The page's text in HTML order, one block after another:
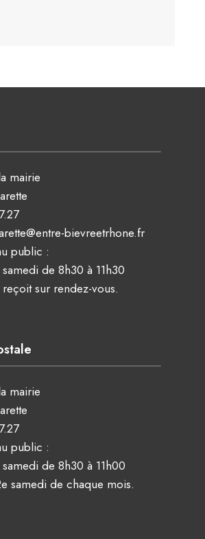
mairie
bievreetrhone.fr
public :
de 8h30 à 11h30
sur rendez-vous.
mairie
public :
de 8h30 à 11h00
samedi de chaque mois.